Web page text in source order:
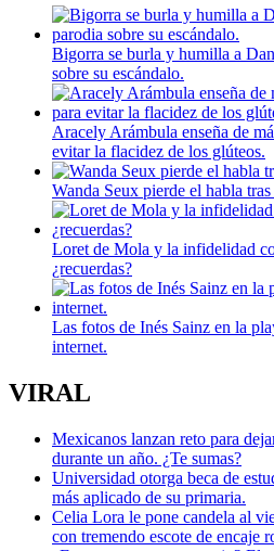
Bigorra se burla y humilla a
sobre su escándalo.
Aracely Arámbula enseña de
evitar la flacidez de los glúteos.
Wanda Seux pierde el habla
Loret de Mola y la infidelidad
¿recuerdas?
Las fotos de Inés Sainz en la
internet.
VIRAL
Mexicanos lanzan reto para
durante un año. ¿Te sumas?
Universidad otorga beca de
más aplicado de su primaria.
Celia Lora le pone candela al
con tremendo escote de encaje